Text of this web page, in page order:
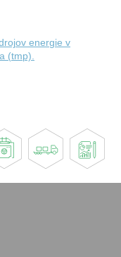
energie v
(tmp).